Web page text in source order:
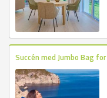
Succén med Jumbo Bag